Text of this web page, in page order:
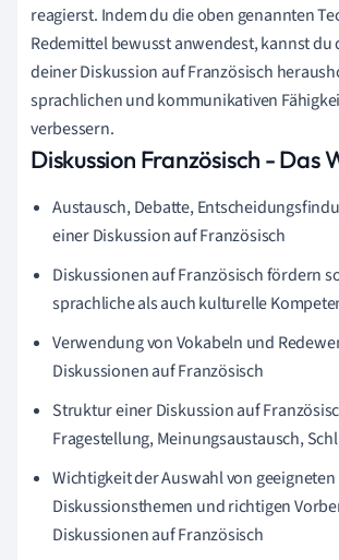
reagierst. Indem du die oben genannten
Redemittel bewusst anwendest, kannst du
deiner Diskussion auf Französisch
sprachlichen und kommunikativen
verbessern.
Diskussion Französisch - Das
Austausch, Debatte,
einer Diskussion auf Französisch
Diskussionen auf Französisch fördern
sprachliche als auch kulturelle
Verwendung von Vokabeln und
Diskussionen auf Französisch
Struktur einer Diskussion auf
Fragestellung, Meinungsaustausch,
Wichtigkeit der Auswahl von geeigneten
Diskussionsthemen und richtigen
Diskussionen auf Französisch